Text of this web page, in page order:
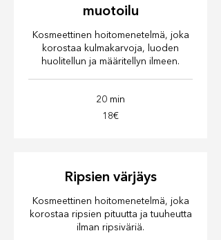
muotoilu
Kosmeettinen hoitomenetelmä, joka
korostaa kulmakarvoja, luoden
huolitellun ja määritellyn ilmeen.
20 min
18€
Ripsien värjäys
Kosmeettinen hoitomenetelmä, joka
korostaa ripsien pituutta ja tuuheutta
ilman ripsiväriä.